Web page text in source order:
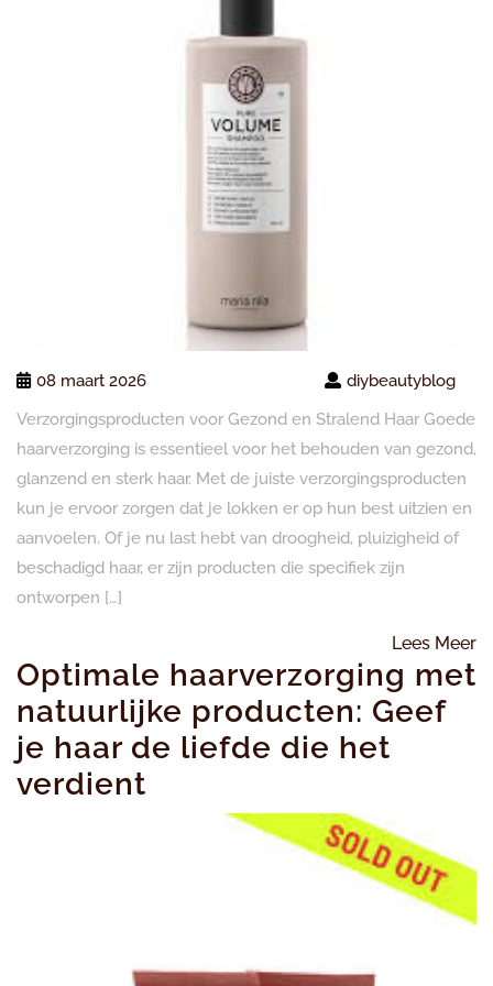
08 maart 2026
diybeautyblog
Verzorgingsproducten voor Gezond en Stralend Haar Goede
haarverzorging is essentieel voor het behouden van gezond,
glanzend en sterk haar. Met de juiste verzorgingsproducten
kun je ervoor zorgen dat je lokken er op hun best uitzien en
aanvoelen. Of je nu last hebt van droogheid, pluizigheid of
beschadigd haar, er zijn producten die specifiek zijn
ontworpen […]
Lees Meer
Optimale haarverzorging met
natuurlijke producten: Geef
je haar de liefde die het
verdient